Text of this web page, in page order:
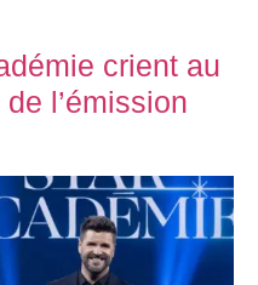
crient au
l’émission